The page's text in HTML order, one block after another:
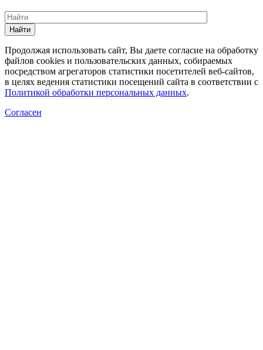
Найти
Продолжая использовать сайт, Вы даете согласие на обработку
файлов cookies и пользовательских данных, собираемых
посредством агрегаторов статистики посетителей веб-сайтов,
в целях ведения статистики посещений сайта в соответствии с
Политикой обработки персональных данных.
Согласен